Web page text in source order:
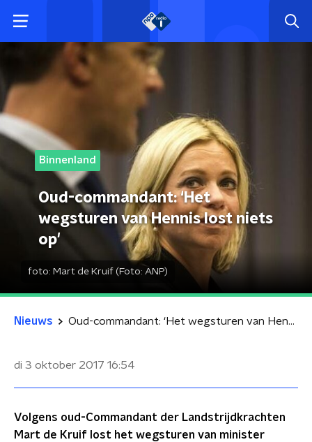
Binnenland
Oud-commandant: ‘Het
wegsturen van Hennis lost niets
op'
foto: Mart de Kruif (Foto: ANP)
Nieuws Oud-commandant: ‘Het wegsturen van Hennis lost niets op'
di 3 oktober 2017 16:54
Volgens oud-Commandant der Landstrijdkrachten
Mart de Kruif lost het wegsturen van minister